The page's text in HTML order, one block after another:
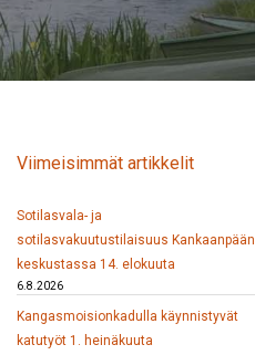
Viimeisimmät artikkelit
Sotilasvala- ja
sotilasvakuutustilaisuus Kankaanpään
keskustassa 14. elokuuta
6.8.2026
Kangasmoisionkadulla käynnistyvät
katutyöt 1. heinäkuuta